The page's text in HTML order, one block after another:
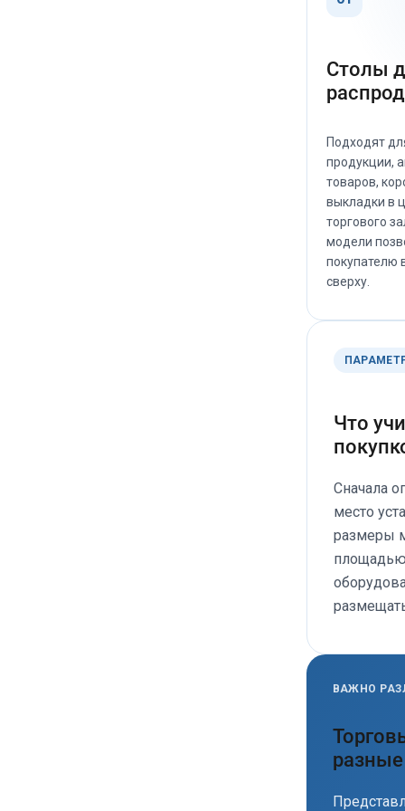
Столы
Подходят
продукции,
товаров,
выкладки в
торгового
модели
покупателю
сверху.
Что
Сначала
место
размеры
ВАЖНО